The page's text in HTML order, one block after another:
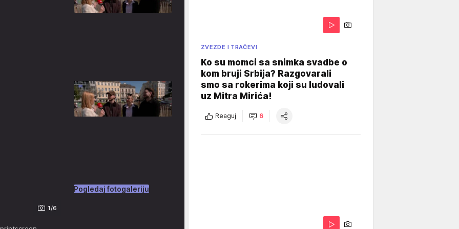
1/6
Pogledaj fotogaleriju
ZVEZDE I TRAČEVI
Ko su momci sa snimka svadbe o
kom bruji Srbija? Razgovarali
smo sa rokerima koji su ludovali
uz Mitra Mirića!
Reaguj 6